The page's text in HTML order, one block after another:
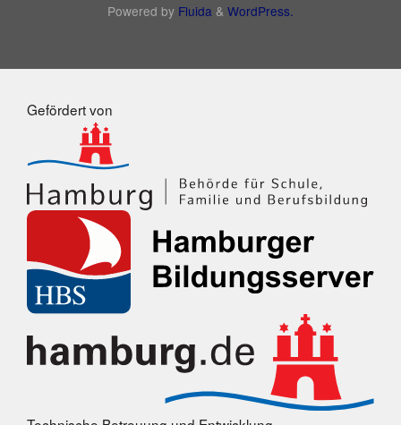
Powered by Fluida & WordPress.
Gefördert von